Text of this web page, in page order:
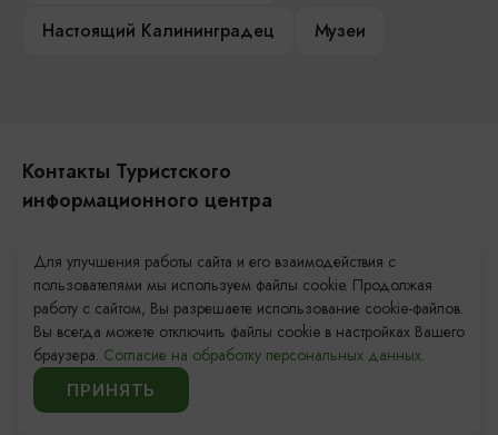
Настоящий Калининградец
Музеи
Контакты Туристского
информационного центра
Площадь Победы, 1
+7 (4012) 555-200
8 (800) 200-55-39
info@visit-kaliningrad.ru
Для улучшения работы сайта и его взаимодействия с
пользователями мы используем файлы cookie. Продолжая
работу с сайтом, Вы разрешаете использование cookie-файлов.
Вы всегда можете отключить файлы cookie в настройках Вашего
браузера. Согласие на обработку персональных данных.
ПРИНЯТЬ